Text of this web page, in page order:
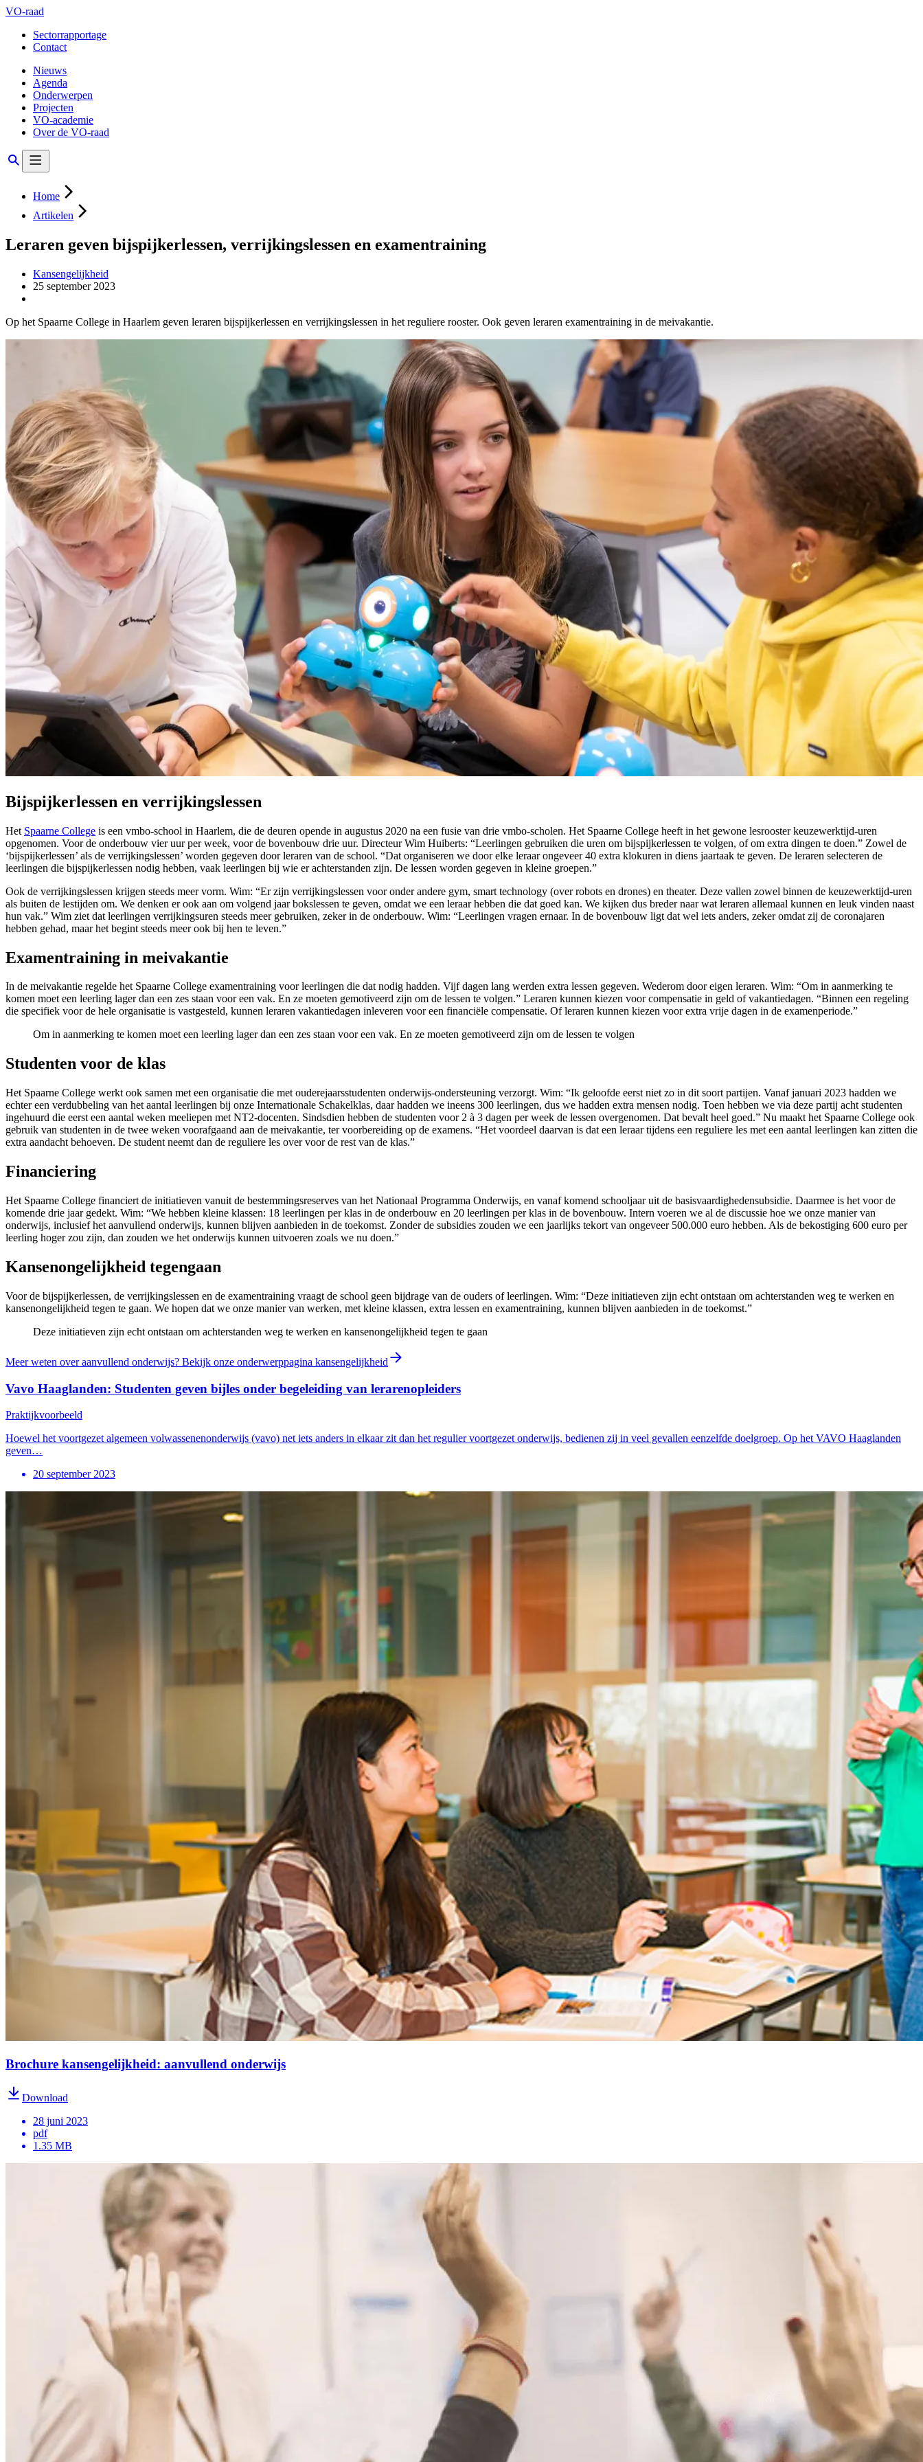
VO-raad
Sectorrapportage
Contact
Nieuws
Agenda
Onderwerpen
Projecten
VO-academie
Over de VO-raad
Home
Artikelen
Leraren geven bijspijkerlessen, verrijkingslessen en examentraining
Kansengelijkheid
25 september 2023
Op het Spaarne College in Haarlem geven leraren bijspijkerlessen en verrijkingslessen in het reguliere rooster. Ook geven leraren examentraining in de meivakantie.
Bijspijkerlessen en verrijkingslessen
Het Spaarne College is een vmbo-school in Haarlem, die de deuren opende in augustus 2020 na een fusie van drie vmbo-scholen. Het Spaarne College heeft in het gewone lesrooster keuzewerktijd-uren
opgenomen. Voor de onderbouw vier uur per week, voor de bovenbouw drie uur. Directeur Wim Huiberts: “Leerlingen gebruiken die uren om bijspijkerlessen te volgen, of om extra dingen te doen.” Zowel de
‘bijspijkerlessen’ als de verrijkingslessen’ worden gegeven door leraren van de school. “Dat organiseren we door elke leraar ongeveer 40 extra klokuren in diens jaartaak te geven. De leraren selecteren de
leerlingen die bijspijkerlessen nodig hebben, vaak leerlingen bij wie er achterstanden zijn. De lessen worden gegeven in kleine groepen.”
Ook de verrijkingslessen krijgen steeds meer vorm. Wim: “Er zijn verrijkingslessen voor onder andere gym, smart technology (over robots en drones) en theater. Deze vallen zowel binnen de keuzewerktijd-uren
als buiten de lestijden om. We denken er ook aan om volgend jaar bokslessen te geven, omdat we een leraar hebben die dat goed kan. We kijken dus breder naar wat leraren allemaal kunnen en leuk vinden naast
hun vak.” Wim ziet dat leerlingen verrijkingsuren steeds meer gebruiken, zeker in de onderbouw. Wim: “Leerlingen vragen ernaar. In de bovenbouw ligt dat wel iets anders, zeker omdat zij de coronajaren
hebben gehad, maar het begint steeds meer ook bij hen te leven.”
Examentraining in meivakantie
In de meivakantie regelde het Spaarne College examentraining voor leerlingen die dat nodig hadden. Vijf dagen lang werden extra lessen gegeven. Wederom door eigen leraren. Wim: “Om in aanmerking te
komen moet een leerling lager dan een zes staan voor een vak. En ze moeten gemotiveerd zijn om de lessen te volgen.” Leraren kunnen kiezen voor compensatie in geld of vakantiedagen. “Binnen een regeling
die specifiek voor de hele organisatie is vastgesteld, kunnen leraren vakantiedagen inleveren voor een financiële compensatie. Of leraren kunnen kiezen voor extra vrije dagen in de examenperiode.”
Om in aanmerking te komen moet een leerling lager dan een zes staan voor een vak. En ze moeten gemotiveerd zijn om de lessen te volgen
Studenten voor de klas
Het Spaarne College werkt ook samen met een organisatie die met ouderejaarsstudenten onderwijs-ondersteuning verzorgt. Wim: “Ik geloofde eerst niet zo in dit soort partijen. Vanaf januari 2023 hadden we
echter een verdubbeling van het aantal leerlingen bij onze Internationale Schakelklas, daar hadden we ineens 300 leerlingen, dus we hadden extra mensen nodig. Toen hebben we via deze partij acht studenten
ingehuurd die eerst een aantal weken meeliepen met NT2-docenten. Sindsdien hebben de studenten voor 2 à 3 dagen per week de lessen overgenomen. Dat bevalt heel goed.” Nu maakt het Spaarne College ook
gebruik van studenten in de twee weken voorafgaand aan de meivakantie, ter voorbereiding op de examens. “Het voordeel daarvan is dat een leraar tijdens een reguliere les met een aantal leerlingen kan zitten die
extra aandacht behoeven. De student neemt dan de reguliere les over voor de rest van de klas.”
Financiering
Het Spaarne College financiert de initiatieven vanuit de bestemmingsreserves van het Nationaal Programma Onderwijs, en vanaf komend schooljaar uit de basisvaardighedensubsidie. Daarmee is het voor de
komende drie jaar gedekt. Wim: “We hebben kleine klassen: 18 leerlingen per klas in de onderbouw en 20 leerlingen per klas in de bovenbouw. Intern voeren we al de discussie hoe we onze manier van
onderwijs, inclusief het aanvullend onderwijs, kunnen blijven aanbieden in de toekomst. Zonder de subsidies zouden we een jaarlijks tekort van ongeveer 500.000 euro hebben. Als de bekostiging 600 euro per
leerling hoger zou zijn, dan zouden we het onderwijs kunnen uitvoeren zoals we nu doen.”
Kansenongelijkheid tegengaan
Voor de bijspijkerlessen, de verrijkingslessen en de examentraining vraagt de school geen bijdrage van de ouders of leerlingen. Wim: “Deze initiatieven zijn echt ontstaan om achterstanden weg te werken en
kansenongelijkheid tegen te gaan. We hopen dat we onze manier van werken, met kleine klassen, extra lessen en examentraining, kunnen blijven aanbieden in de toekomst.”
Deze initiatieven zijn echt ontstaan om achterstanden weg te werken en kansenongelijkheid tegen te gaan
Meer weten over aanvullend onderwijs? Bekijk onze onderwerppagina kansengelijkheid
Vavo Haaglanden: Studenten geven bijles onder begeleiding van lerarenopleiders
Praktijkvoorbeeld
Hoewel het voortgezet algemeen volwassenenonderwijs (vavo) net iets anders in elkaar zit dan het regulier voortgezet onderwijs, bedienen zij in veel gevallen eenzelfde doelgroep. Op het VAVO Haaglanden
geven…
20 september 2023
Brochure kansengelijkheid: aanvullend onderwijs
Download
28 juni 2023
pdf
1.35 MB